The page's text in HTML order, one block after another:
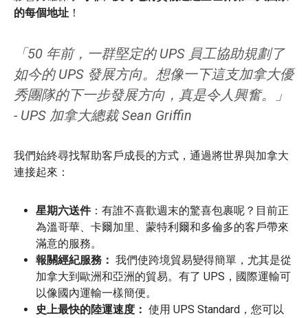
的每個地址 ！
「50 年前，一群堅定的 UPS 員工協助規劃了
如今的 UPS 發展方向。想像一下這支加拿大優
秀團隊的下一步發展方向，真是令人興奮。」
- UPS 加拿大總裁 Sean Griffin
我們始終尋找幫助客戶成長的方式，通過將世界與加拿大
連接起來：
星期六送件：有誰不喜歡週末的驚喜包裹呢？目前正
為溫哥華、卡爾加里、蒙特利爾和多倫多的客戶帶來
滿意的服務。
報關經紀服務： 我們使跨境貿易變得簡單，尤其是從
加拿大到歐洲和亞洲的貿易。有了 UPS，國際運輸可
以像國內運輸一樣簡便。
史上最快的陸運速度： 使用 UPS Standard，您可以